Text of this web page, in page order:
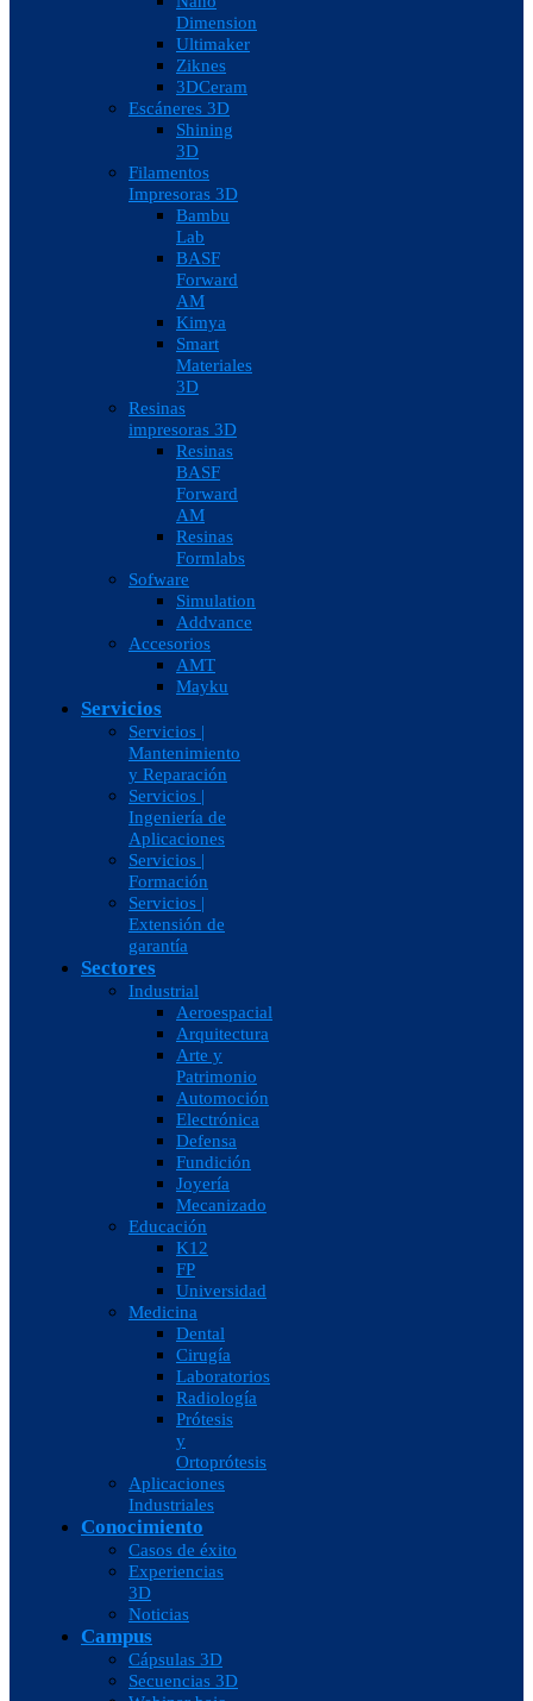
Dimension
Ultimaker
Ziknes
3DCeram
Escáneres 3D
Shining
3D
Filamentos
Impresoras 3D
Bambu
Lab
BASF
Forward
AM
Kimya
Smart
Materiales
3D
Resinas
impresoras 3D
Resinas
BASF
Forward
AM
Resinas
Formlabs
Sofware
Simulation
Addvance
Accesorios
AMT
Mayku
Servicios
Servicios |
Mantenimiento
y Reparación
Servicios |
Ingeniería de
Aplicaciones
Servicios |
Formación
Servicios |
Extensión de
garantía
Sectores
Industrial
Aeroespacial
Arquitectura
Arte y
Patrimonio
Automoción
Electrónica
Defensa
Fundición
Joyería
Mecanizado
Educación
K12
FP
Universidad
Medicina
Dental
Cirugía
Laboratorios
Radiología
Prótesis
y
Ortoprótesis
Aplicaciones
Industriales
Conocimiento
Casos de éxito
Experiencias
3D
Noticias
Campus
Cápsulas 3D
Secuencias 3D